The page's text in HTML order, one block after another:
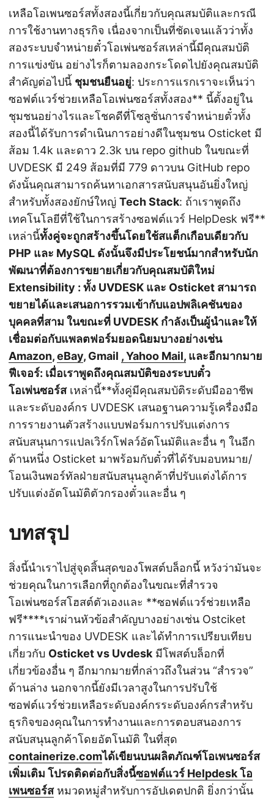
เหลือโอเพนซอร์สทั้งสองนี้เกี่ยวกับคุณสมบัติและกรณี
การใช้งานทางธุรกิจ เนื่องจากเป็นที่ชัดเจนแล้วว่าทั้ง
สองระบบจำหน่ายตั๋วโอเพ่นซอร์สเหล่านี้มีคุณสมบัติ
การแข่งขัน อย่างไรก็ตามลองกระโดดไปยังคุณสมบัติ
สำคัญต่อไปนี้ ชุมชนยืนอยู่: ประการแรกเราจะเห็นว่า
ซอฟต์แวร์ช่วยเหลือโอเพ่นซอร์สทั้งสอง** นี้ตั้งอยู่ใน
ชุมชนอย่างไรและโชคดีที่โซลูชั่นการจำหน่ายตั๋วทั้ง
สองนี้ได้รับการดำเนินการอย่างดีในชุมชน Osticket มี
ส้อม 1.4k และดาว 2.3k บน repo github ในขณะที่
UVDESK มี 249 ส้อมที่มี 779 ดาวบน GitHub repo
ดังนั้นคุณสามารถค้นหาเอกสารสนับสนุนอันยิ่งใหญ่
สำหรับทั้งสองยักษ์ใหญ่ Tech Stack: ถ้าเราพูดถึง
เทคโนโลยีที่ใช้ในการสร้างซอฟต์แวร์ HelpDesk ฟรี**
เหล่านี้ทั้งคู่จะถูกสร้างขึ้นโดยใช้สแต็กเกือบเดียวกับ
PHP และ MySQL ดังนั้นจึงมีประโยชน์มากสำหรับนัก
พัฒนาที่ต้องการขยายเกี่ยวกับคุณสมบัติใหม่
Extensibility : ทั้ง UVDESK และ Osticket สามารถ
ขยายได้และเสนอการรวมเข้ากับแอปพลิเคชันของ
บุคคลที่สาม ในขณะที่ UVDESK กำลังเป็นผู้นำและให้
เชื่อมต่อกับแพลตฟอร์มยอดนิยมบางอย่างเช่น
Amazon,eBay, Gmail , Yahoo Mail, และอีกมากมาย
ฟีเจอร์: เมื่อเราพูดถึงคุณสมบัติของระบบตั๋ว
โอเพ่นซอร์สเหล่านี้**ทั้งคู่มีคุณสมบัติระดับมืออาชีพ
และระดับองค์กร UVDESK เสนอฐานความรู้เครื่องมือ
การรายงานตัวสร้างแบบฟอร์มการปรับแต่งการ
สนับสนุนการแปลเวิร์กโฟลว์อัตโนมัติและอื่น ๆ ในอีก
ด้านหนึ่ง Osticket มาพร้อมกับตั๋วที่ได้รับมอบหมาย/
โอนเงินพอร์ทัลฝ่ายสนับสนุนลูกค้าที่ปรับแต่งได้การ
ปรับแต่งอัตโนมัติตัวกรองตั๋วและอื่น ๆ
บทสรุป
สิ่งนี้นำเราไปสู่จุดสิ้นสุดของโพสต์บล็อกนี้ หวังว่ามันจะ
ช่วยคุณในการเลือกที่ถูกต้องในขณะที่สำรวจ
โอเพ่นซอร์สโฮสต์ตัวเองและ **ซอฟต์แวร์ช่วยเหลือ
ฟรี****เราผ่านหัวข้อสำคัญบางอย่างเช่น Ostciket
การแนะนำของ UVDESK และได้ทำการเปรียบเทียบ
เกี่ยวกับ Osticket vs Uvdesk มีโพสต์บล็อกที่
เกี่ยวข้องอื่น ๆ อีกมากมายที่กล่าวถึงในส่วน “สำรวจ”
ด้านล่าง นอกจากนี้ยังมีเวลาสูงในการปรับใช้
ซอฟต์แวร์ช่วยเหลือระดับองค์กรระดับองค์กรสำหรับ
ธุรกิจของคุณในการทำงานและการตอบสนองการ
สนับสนุนลูกค้าโดยอัตโนมัติ ในที่สุด
containerize.comได้เขียนบนผลิตภัณฑ์โอเพนซอร์ส
เพิ่มเติม โปรดติดต่อกับสิ่งนี้ซอฟต์แวร์ Helpdesk โอ
เพนซอร์สหมวดหมู่สำหรับการอัปเดตปกติ ยิ่งกว่านั้น